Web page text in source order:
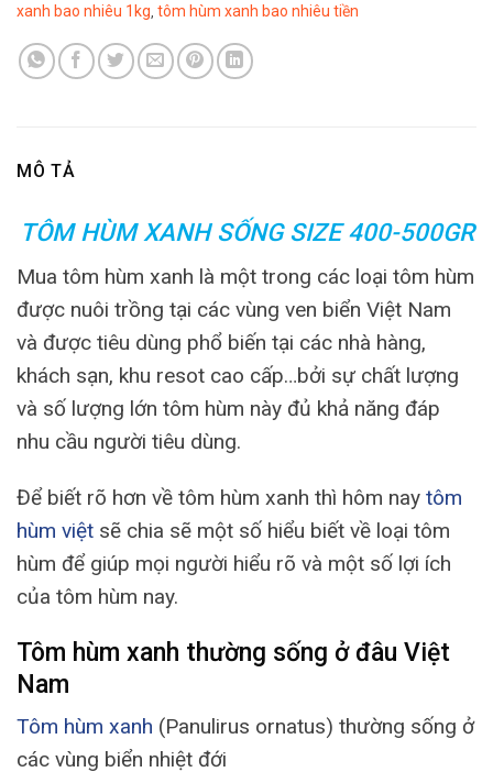
xanh bao nhiêu 1kg tôm hùm xanh bao nhiêu tiền
MÔ TẢ
TÔM HÙM XANH SỐNG SIZE 400-500GR
Mua tôm hùm xanh là một trong các loại tôm hùm
được nuôi trồng tại các vùng ven biển Việt Nam
và được tiêu dùng phổ biến tại các nhà hàng,
khách sạn, khu resot cao cấp…bởi sự chất lượng
và số lượng lớn tôm hùm này đủ khả năng đáp
nhu cầu người tiêu dùng.
Để biết rõ hơn về tôm hùm xanh thì hôm nay tôm
hùm việt sẽ chia sẽ một số hiểu biết về loại tôm
hùm để giúp mọi người hiểu rõ và một số lợi ích
của tôm hùm nay.
Tôm hùm xanh thường sống ở đâu Việt
Nam
Tôm hùm xanh (Panulirus ornatus) thường sống ở
các vùng biển nhiệt đới